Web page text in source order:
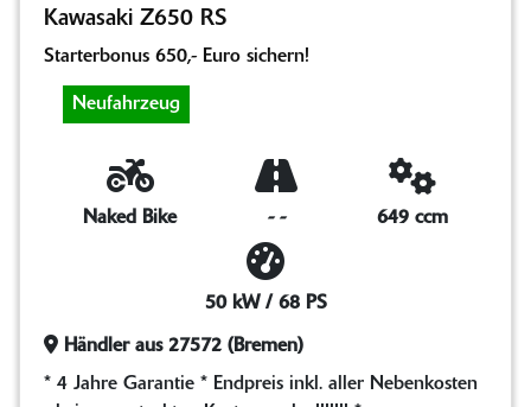
Kawasaki Z650 RS
Starterbonus 650,- Euro sichern!
Neufahrzeug
Naked Bike - - 649 ccm
50 kW / 68 PS
Händler aus 27572 (Bremen)
* 4 Jahre Garantie * Endpreis inkl. aller Nebenkosten